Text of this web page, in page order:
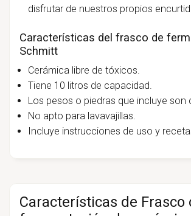
disfrutar de nuestros propios
Características del frasco de
Schmitt
Cerámica libre de tóxicos.
Tiene 10 litros de capacidad.
Los pesos o piedras que incluye son
No apto para lavavajillas.
Incluye instrucciones de uso y
Características de Frasco